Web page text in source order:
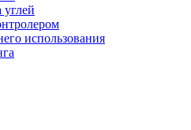
использования